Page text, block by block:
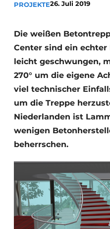
Ein Stellenangebot
Videos
PROJEKTE26. Juli 2019
Die weißen
Center sind ein
leicht geschwungen,
270° um die eigene
viel technischer
um die Treppe
Niederlanden ist
wenigen
beherrschen.